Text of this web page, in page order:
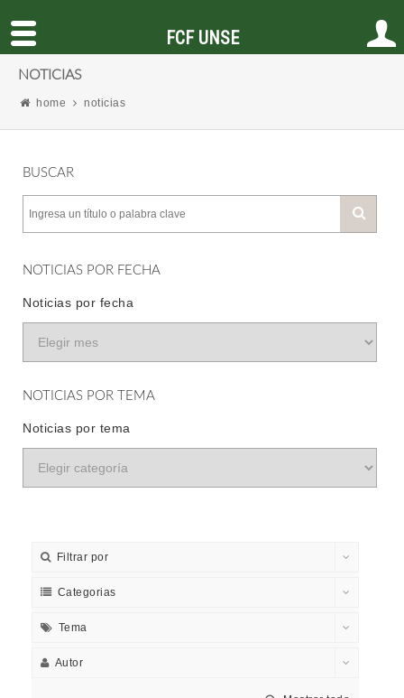
NOTICIAS
home noticias
BUSCAR
NOTICIAS POR FECHA
Noticias por fecha
NOTICIAS POR TEMA
Noticias por tema
Filtrar por
Categorias
Tema
Autor
FCF UNSE